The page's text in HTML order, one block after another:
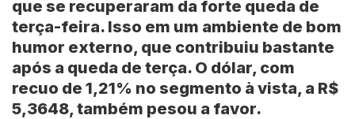
que se recuperaram da forte queda de
terça-feira. Isso em um ambiente de bom
humor externo, que contribuiu bastante
após a queda de terça. O dólar, com
recuo de 1,21% no segmento à vista, a R$
5,3648, também pesou a favor.